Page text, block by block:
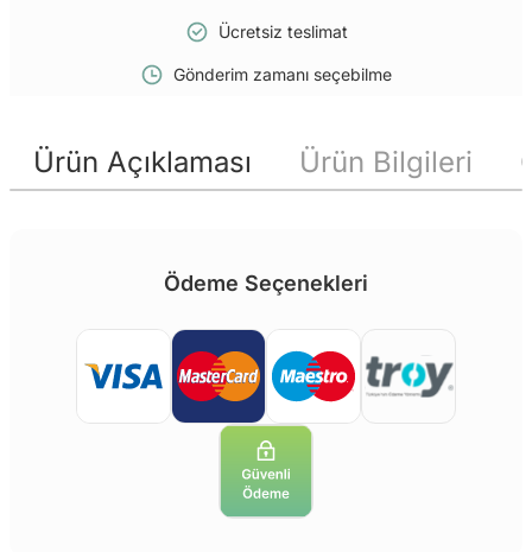
Ücretsiz teslimat
Gönderim zamanı seçebilme
Ürün Açıklaması Ürün Bilgileri
Ödeme Seçenekleri